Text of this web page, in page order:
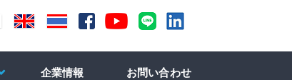
企業情報 お問い合わせ